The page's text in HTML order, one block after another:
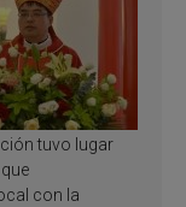
tuvo lugar
con la